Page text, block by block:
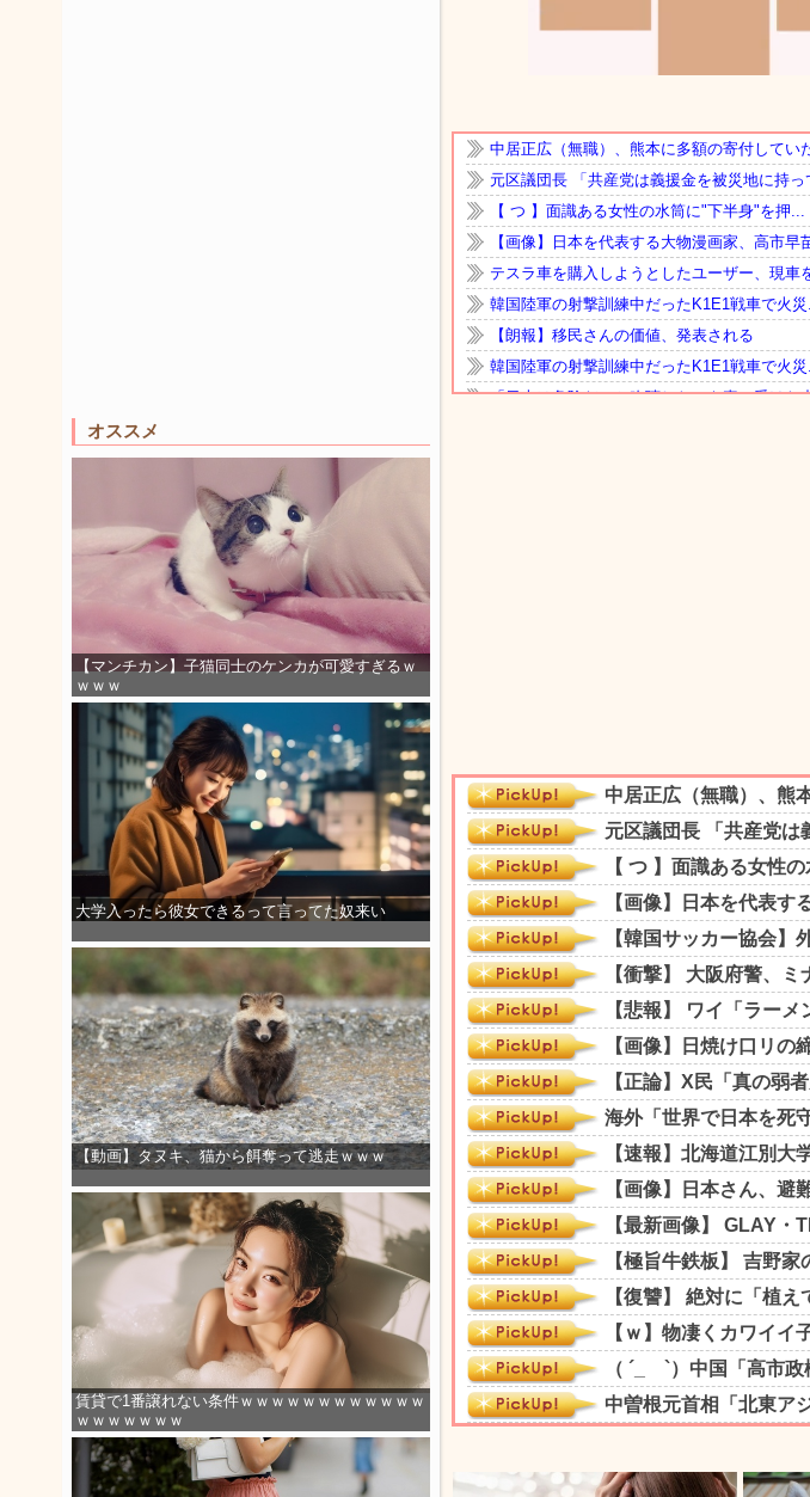
オススメ
【マンチカン】子猫同士のケンカが可愛すぎるｗ
ｗｗｗ
大学入ったら彼女できるって言ってた奴来い
【動画】タヌキ、猫から餌奪って逃走ｗｗｗ
賃貸で1番譲れない条件ｗｗｗｗｗｗｗｗｗｗｗｗ
ｗｗｗｗｗｗｗ